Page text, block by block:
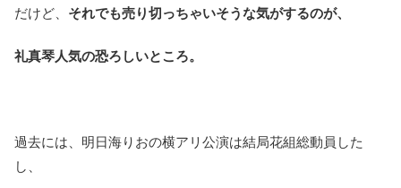
だけど、 それでも売り切っちゃいそうな気がするのが、
礼真琴人気の恐ろしいところ。
過去には、明日海りおの横アリ公演は結局花組総動員した
し、